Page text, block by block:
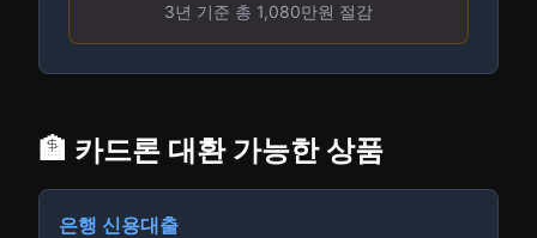
3년 기준 총 1,080만원 절감
🏦 카드론 대환 가능한 상품
은행 신용대출